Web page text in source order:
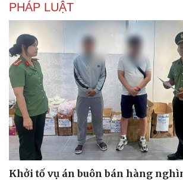
Dinh dưỡng - món ngon
Cây thuốc
Sản phụ khoa
Nhi khoa
Nam khoa
Làm đẹp - giảm cân
Phòng mạch online
Ăn sạch sống khỏe
Đời sống
Nhà đẹp
Blog
Tình yêu
PHÁP LUẬT
Khởi tố vụ án buôn bán hàng